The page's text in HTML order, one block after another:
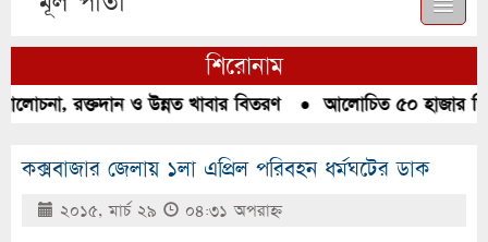
শিরোনাম
রক্তদান ও উন্নত খাবার বিতরণ●আলোচিত ৫০ হাজার পিস
কক্সবাজার জেলায় ১লা এপ্রিল পরিবহন ধর্মঘটের ডাক
২০১৫, মার্চ ২৯ ০৪:৩১ অপরাহ্ণ